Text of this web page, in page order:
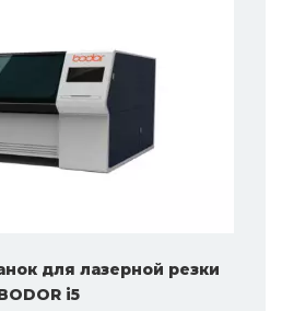
для лазерной резки
i5